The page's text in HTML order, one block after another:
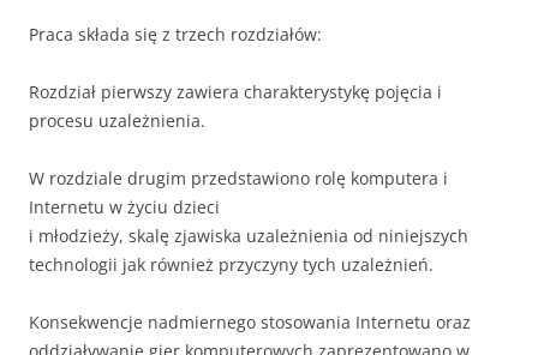
Praca składa się z trzech rozdziałów:
Rozdział pierwszy zawiera charakterystykę pojęcia i
procesu uzależnienia.
W rozdziale drugim przedstawiono rolę komputera i
Internetu w życiu dzieci
i młodzieży, skalę zjawiska uzależnienia od niniejszych
technologii jak również przyczyny tych uzależnień.
Konsekwencje nadmiernego stosowania Internetu oraz